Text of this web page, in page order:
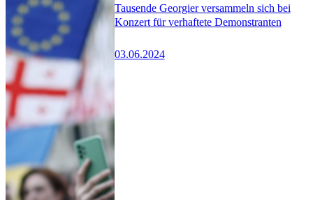
Tausende Georgier versammeln sich bei
Konzert für verhaftete Demonstranten
03.06.2024